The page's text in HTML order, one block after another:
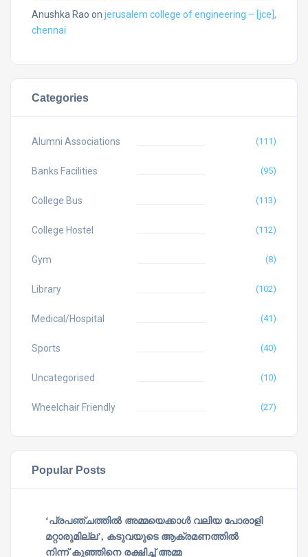
Anushka Rao on jerusalem college of engineering – [jce],
chennai
Categories
Alumni Associations (111)
Banks Facilities (95)
College Bus (113)
College Hostel (112)
Gym (8)
Library (102)
Medical/Hospital (41)
Sports (40)
Uncategorised (10)
Wheelchair Friendly (27)
Popular Posts
‘പ്രപഞ്ചത്തില്‍ അമ്മയെക്കാള്‍ വലിയ പോരാളി
മറ്റാരുമില്ല’, കടുവയുടെ ആക്രമണത്തില്‍
നിന്ന് കുഞ്ഞിനെ രക്ഷിച്ച് അമ്മ